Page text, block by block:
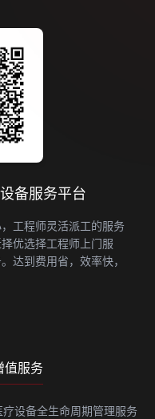
备服务平台
工程师灵活派工的服务
优选择工程师上门服
达到费用省，效率快，
值服务
疗设备全生命周期管理服务